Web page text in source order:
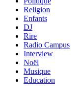
Religion
Enfants
DJ
Rire
Radio Campus
Interview
Noël
Musique
Education